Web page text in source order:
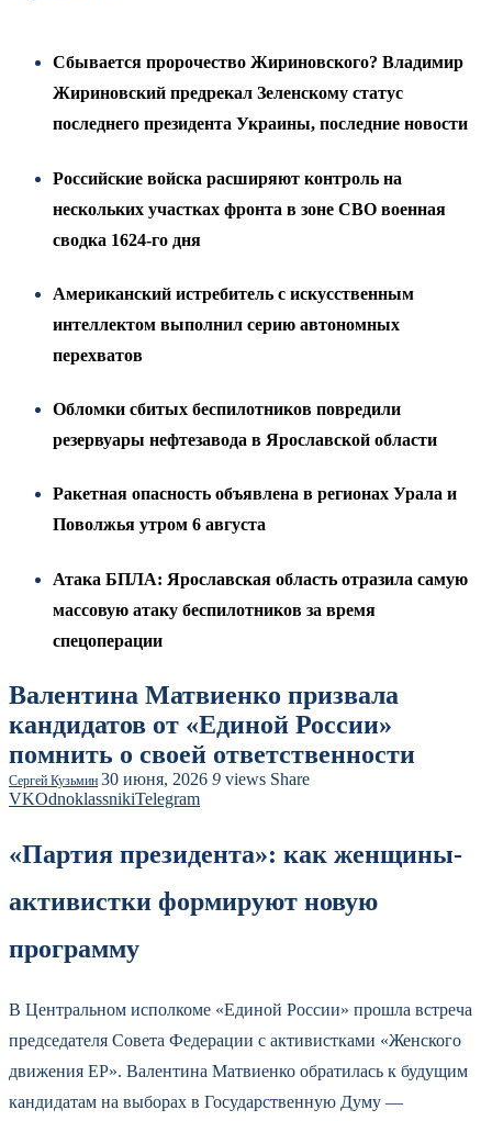
Сбывается пророчество Жириновского? Владимир
Жириновский предрекал Зеленскому статус
последнего президента Украины, последние новости
Российские войска расширяют контроль на
нескольких участках фронта в зоне СВО военная
сводка 1624-го дня
Американский истребитель с искусственным
интеллектом выполнил серию автономных
перехватов
Обломки сбитых беспилотников повредили
резервуары нефтезавода в Ярославской области
Ракетная опасность объявлена в регионах Урала и
Поволжья утром 6 августа
Атака БПЛА: Ярославская область отразила самую
массовую атаку беспилотников за время
спецоперации
Валентина Матвиенко призвала
кандидатов от «Единой России»
помнить о своей ответственности
Сергей Кузьмин 30 июня, 2026 9 views Share
VKOdnoklassnikiTelegram
«Партия президента»: как женщины-
активистки формируют новую
программу
В Центральном исполкоме «Единой России» прошла встреча
председателя Совета Федерации с активистками «Женского
движения ЕР». Валентина Матвиенко обратилась к будущим
кандидатам на выборах в Государственную Думу —